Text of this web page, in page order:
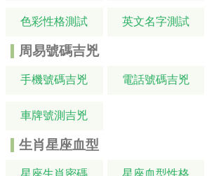
色彩性格測試 英文名字測試
周易號碼吉兇
手機號碼吉兇 電話號碼吉兇
車牌號測吉兇
生肖星座血型
星座生肖密碼 星座血型性格